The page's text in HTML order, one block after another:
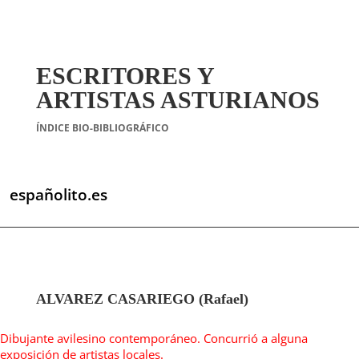
ESCRITORES Y
ARTISTAS ASTURIANOS
ÍNDICE BIO-BIBLIOGRÁFICO
españolito.es
ALVAREZ CASARIEGO (Rafael)
Dibujante avilesino contemporáneo. Concurrió a alguna
exposición de artistas locales.